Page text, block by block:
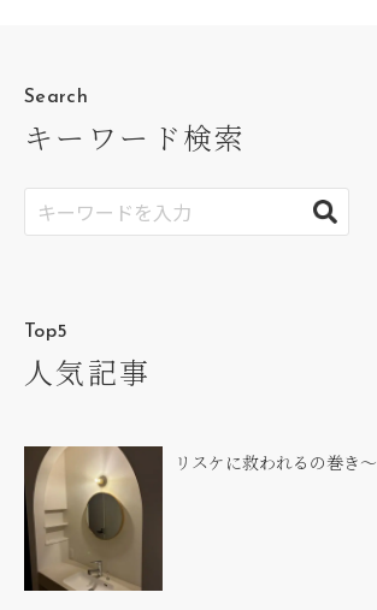
Search
キーワード検索
Top5
人気記事
リスケに救われるの巻き～